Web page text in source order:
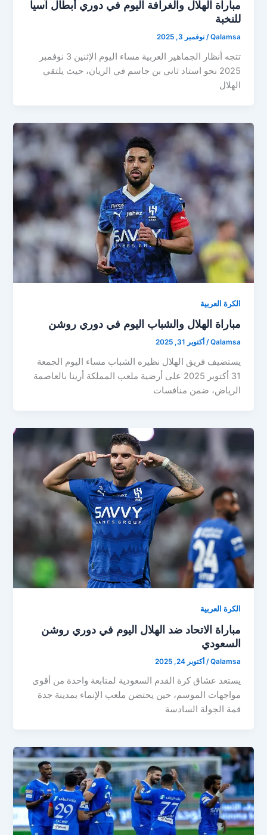
مباراة الهلال والغرافة اليوم في دوري أبطال آسيا
للنخبة
Qalamsa
/نوفمبر 3, 2025
تتجه أنظار الجماهير العربية مساء اليوم الإثنين 3 نوفمبر
2025 نحو استاد ثاني بن جاسم في الريان، حيث يلتقي
الهلال
الكرة العربية
مباراة الهلال والشباب اليوم في دوري روشن
Qalamsa
/ أكتوبر 31, 2025
يستضيف فريق الهلال نظيره الشباب مساء اليوم الجمعة
31 أكتوبر 2025 على أرضية ملعب المملكة أرينا بالعاصمة
الرياض، ضمن منافسات
الكرة العربية
مباراة الاتحاد ضد الهلال اليوم في دوري روشن
السعودي
Qalamsa
/أكتوبر 24, 2025
يستعد عشاق كرة القدم السعودية لمتابعة واحدة من أقوى
مواجهات الموسم، حين يحتضن ملعب الإنماء بمدينة جدة
قمة الجولة السادسة